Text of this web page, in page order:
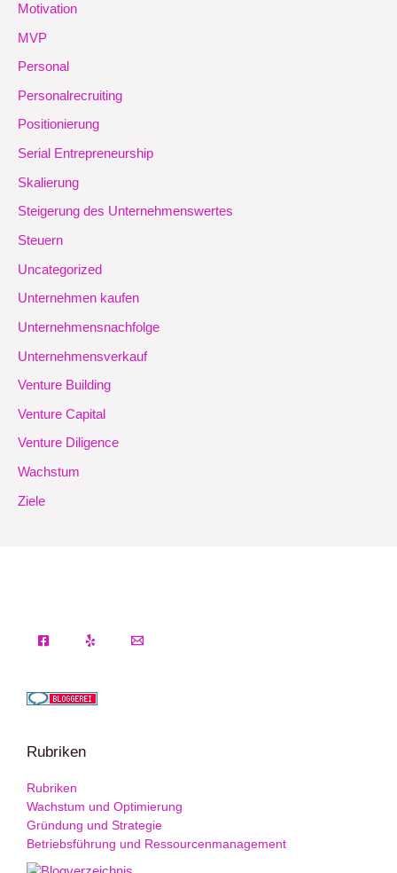
Motivation
MVP
Personal
Personalrecruiting
Positionierung
Serial Entrepreneurship
Skalierung
Steigerung des Unternehmenswertes
Steuern
Uncategorized
Unternehmen kaufen
Unternehmensnachfolge
Unternehmensverkauf
Venture Building
Venture Capital
Venture Diligence
Wachstum
Ziele
Rubriken
Rubriken
Wachstum und Optimierung
Gründung und Strategie
Betriebsführung und Ressourcenmanagement